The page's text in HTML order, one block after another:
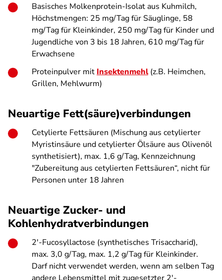
Basisches Molkenprotein-Isolat aus Kuhmilch,
Höchstmengen: 25 mg/Tag für Säuglinge, 58
mg/Tag für Kleinkinder, 250 mg/Tag für Kinder und
Jugendliche von 3 bis 18 Jahren, 610 mg/Tag für
Erwachsene
Proteinpulver mit Insektenmehl(z.B. Heimchen,
Grillen, Mehlwurm)
Neuartige Fett(säure)verbindungen
Cetylierte Fettsäuren (Mischung aus cetylierter
Myristinsäure und cetylierter Ölsäure aus Olivenöl
synthetisiert), max. 1,6 g/Tag, Kennzeichnung
"Zubereitung aus cetylierten Fettsäuren“, nicht für
Personen unter 18 Jahren
Neuartige Zucker- und
Kohlenhydratverbindungen
2′-Fucosyllactose (synthetisches Trisaccharid),
max. 3,0 g/Tag, max. 1,2 g/Tag für Kleinkinder.
Darf nicht verwendet werden, wenn am selben Tag